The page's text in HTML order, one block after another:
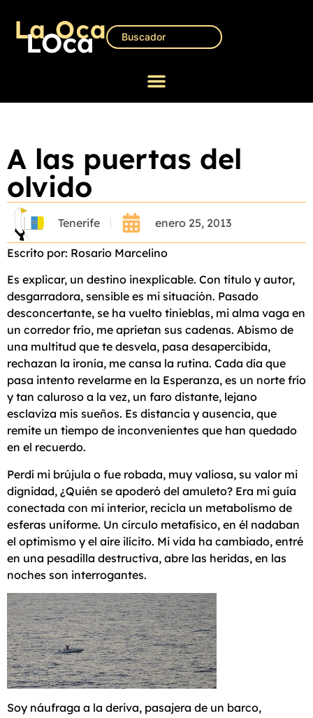
A las puertas del
olvido
Tenerife enero 25, 2013
Escrito por: Rosario Marcelino
Es explicar, un destino inexplicable. Con título y autor,
desgarradora, sensible es mi situación. Pasado
desconcertante, se ha vuelto tinieblas, mi alma vaga en
un corredor frío, me aprietan sus cadenas. Abismo de
una multitud que te desvela, pasa desapercibida,
rechazan la ironía, me cansa la rutina. Cada día que
pasa intento revelarme en la Esperanza, es un norte frío
y tan caluroso a la vez, un faro distante, lejano
esclaviza mis sueños. Es distancia y ausencia, que
remite un tiempo de inconvenientes que han quedado
en el recuerdo.
Perdí mi brújula o fue robada, muy valiosa, su valor mi
dignidad, ¿Quién se apoderó del amuleto? Era mi guía
conectada con mi interior, recicla un metabolismo de
esferas uniforme. Un círculo metafísico, en él nadaban
el optimismo y el aire ilícito. Mi vida ha cambiado, entré
en una pesadilla destructiva, abre las heridas, en las
noches son interrogantes.
Soy náufraga a la deriva, pasajera de un barco,